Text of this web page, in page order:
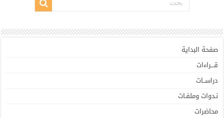
صفحة البداية
قـــراءات
دراســات
نـدوات وملفـات
محاضرات